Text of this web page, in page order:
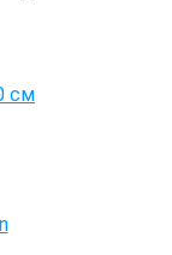
см